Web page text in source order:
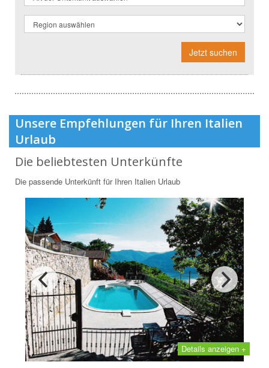
Jetzt suchen
Unsere Empfehlungen für Ihren Italien
Urlaub
Die beliebtesten Unterkünfte
Die passende Unterkünft für Ihren Italien Urlaub
Details anzeigen +